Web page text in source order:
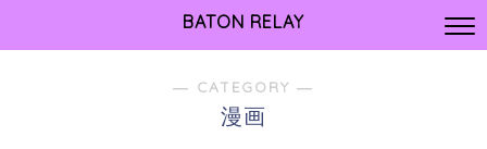
BATON RELAY
― CATEGORY ―
漫画